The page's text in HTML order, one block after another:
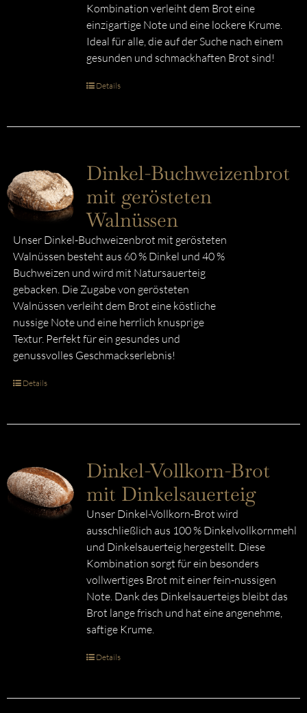
Kombination verleiht dem Brot eine
einzigartige Note und eine lockere Krume.
Ideal für alle, die auf der Suche nach einem
gesunden und schmackhaften Brot sind!
Details
Dinkel-Buchweizenbrot
mit gerösteten
Walnüssen
Unser Dinkel-Buchweizenbrot mit gerösteten
Walnüssen besteht aus 60 % Dinkel und 40 %
Buchweizen und wird mit Natursauerteig
gebacken. Die Zugabe von gerösteten
Walnüssen verleiht dem Brot eine köstliche
nussige Note und eine herrlich knusprige
Textur. Perfekt für ein gesundes und
genussvolles Geschmackserlebnis!
Details
Dinkel-Vollkorn-Brot
mit Dinkelsauerteig
Unser Dinkel-Vollkorn-Brot wird
ausschließlich aus 100 % Dinkelvollkornmehl
und Dinkelsauerteig hergestellt. Diese
Kombination sorgt für ein besonders
vollwertiges Brot mit einer fein-nussigen
Note. Dank des Dinkelsauerteigs bleibt das
Brot lange frisch und hat eine angenehme,
saftige Krume.
Details